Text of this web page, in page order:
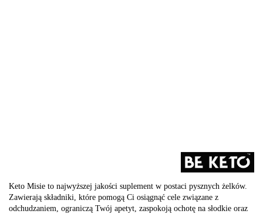
Keto Misie to najwyższej jakości suplement w postaci pysznych żelków.
Zawierają składniki, które pomogą Ci osiągnąć cele związane z
odchudzaniem, ograniczą Twój apetyt, zaspokoją ochotę na słodkie oraz